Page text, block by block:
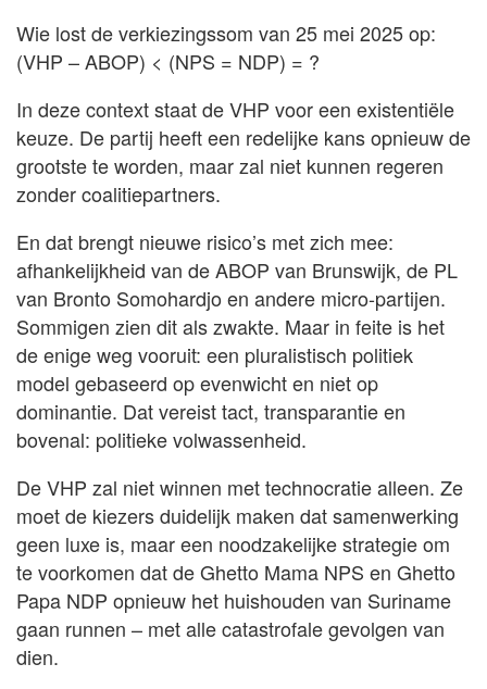
Wie lost de verkiezingssom van 25 mei 2025 op:
(VHP – ABOP) < (NPS = NDP) = ?
In deze context staat de VHP voor een existentiële
keuze. De partij heeft een redelijke kans opnieuw de
grootste te worden, maar zal niet kunnen regeren
zonder coalitiepartners.
En dat brengt nieuwe risico’s met zich mee:
afhankelijkheid van de ABOP van Brunswijk, de PL
van Bronto Somohardjo en andere micro-partijen.
Sommigen zien dit als zwakte. Maar in feite is het
de enige weg vooruit: een pluralistisch politiek
model gebaseerd op evenwicht en niet op
dominantie. Dat vereist tact, transparantie en
bovenal: politieke volwassenheid.
De VHP zal niet winnen met technocratie alleen. Ze
moet de kiezers duidelijk maken dat samenwerking
geen luxe is, maar een noodzakelijke strategie om
te voorkomen dat de Ghetto Mama NPS en Ghetto
Papa NDP opnieuw het huishouden van Suriname
gaan runnen – met alle catastrofale gevolgen van
dien.